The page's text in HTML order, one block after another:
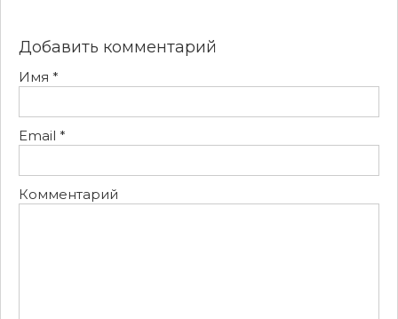
Добавить комментарий
Имя *
Email *
Комментарий